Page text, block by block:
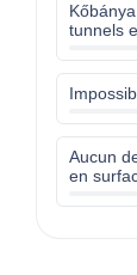
tunnels
Aucun
en